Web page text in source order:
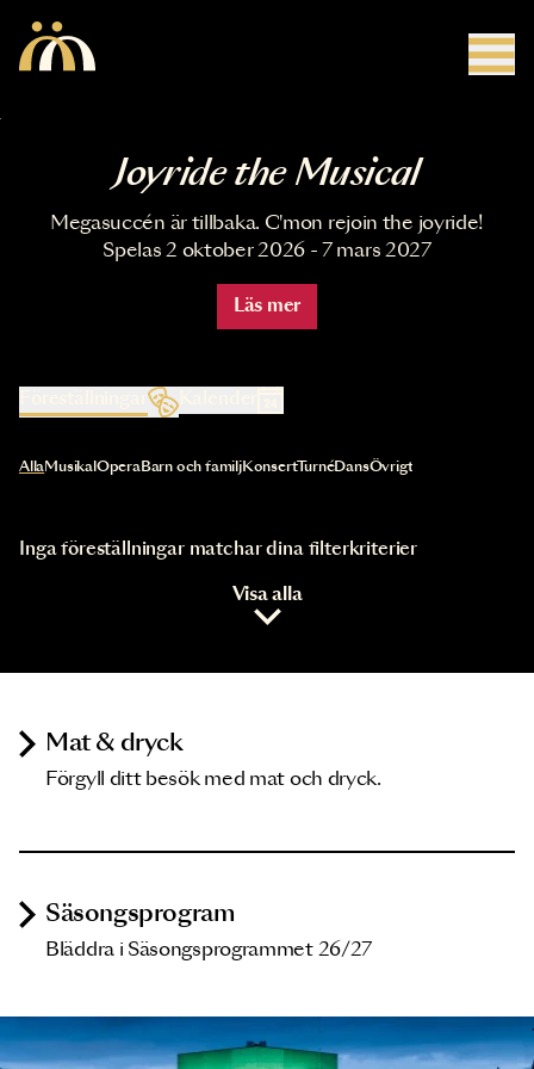
Joyride the Musical
Megasuccén är tillbaka. C'mon rejoin the joyride!
Spelas 2 oktober 2026 - 7 mars 2027
Läs mer
Kalender
Val av kategori uppdaterar innehållet automatiskt
AllaMusikal OperaBarn och familjKonsertTurnéDansÖvrigt
Inga föreställningar matchar dina filterkriterier
Visa alla
Mat & dryck
Förgyll ditt besök med mat och dryck.
Säsongsprogram
Bläddra i Säsongsprogrammet 26/27